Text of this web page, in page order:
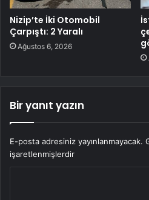
Nizip’te İki Otomobil
Çarpıştı: 2 Yaralı
Ağustos 6, 2026
Bir yanıt yazın
E-posta adresiniz yayınlanmayacak.
işaretlenmişlerdir